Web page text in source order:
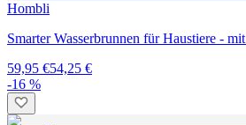
Hombli
Smarter Wasserbrunnen für Haustiere -
59,95 €54,25 €
-16 %